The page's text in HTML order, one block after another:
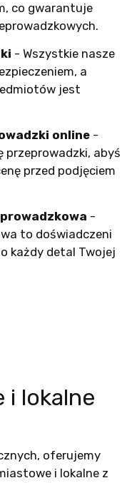
co gwarantuje
- Wszystkie nasze
a
jest
online-
przeprowadzki, abyś
przed podjęciem
-
to doświadczeni
każdy detal Twojej
i lokalne
oferujemy
i lokalne z